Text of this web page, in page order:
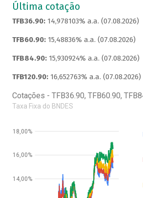
Última cotação
TFB36.90: 14,978103% a.a. (07.08.2026)
TFB60.90: 15,48836% a.a. (07.08.2026)
TFB84.90: 15,930924% a.a. (07.08.2026)
TFB120.90: 16,652763% a.a. (07.08.2026)
Cotações - TFB36.90, TFB60.90,
Taxa Fixa do BNDES
14,00%
16,00%
18,00%